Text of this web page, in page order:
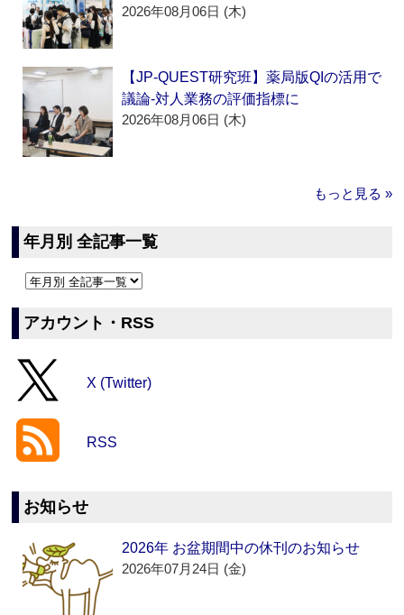
2026年08月06日 (木)
【JP-QUEST研究班】薬局版QIの活用で
議論‐対人業務の評価指標に
2026年08月06日 (木)
もっと見る »
年月別 全記事一覧
アカウント・RSS
X (Twitter)
RSS
お知らせ
2026年 お盆期間中の休刊のお知らせ
2026年07月24日 (金)